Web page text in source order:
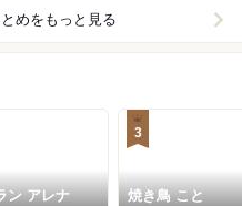
めをもっと見る
ン アレナ
3
焼き鳥 こと